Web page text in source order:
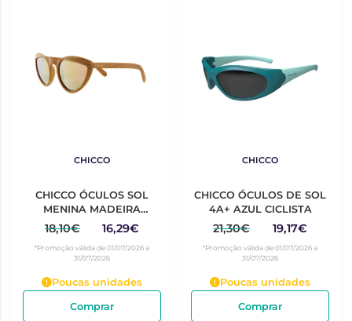
CHICCO
CHICCO ÓCULOS SOL
MENINA MADEIRA
5ANOS+
18,10€ 16,29€
*Promoção válida de 01/07/2026 a
31/07/2026
Poucas unidades
Comprar
CHICCO
CHICCO ÓCULOS DE SOL
4A+ AZUL CICLISTA
21,30€ 19,17€
*Promoção válida de 01/07/2026 a
31/07/2026
Poucas unidades
Comprar